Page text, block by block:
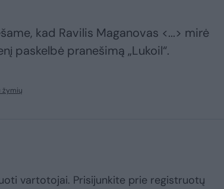
kad Ravilis Maganovas <...> mirė
paskelbė pranešimą „Lukoil“.
žymių
vartotojai. Prisijunkite prie registruotų